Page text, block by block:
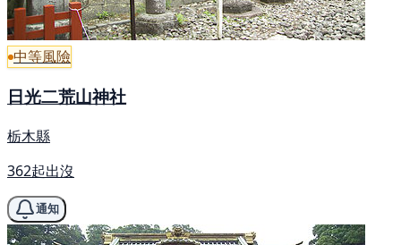
中等風險
日光二荒山神社
栃木縣
362起出沒
通知